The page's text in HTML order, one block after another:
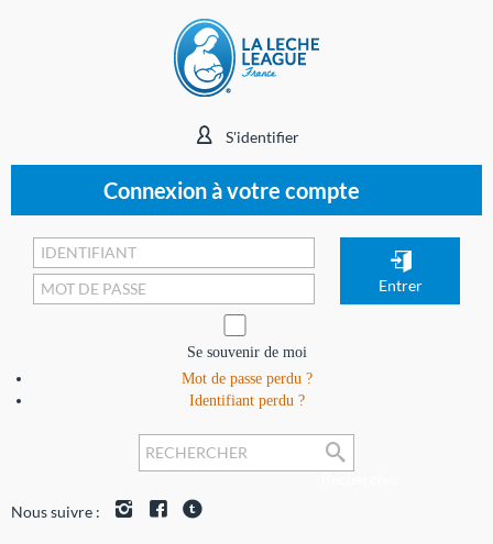
S'identifier
Connexion à votre compte
Se souvenir de moi
Mot de passe perdu ?
Identifiant perdu ?
Nous suivre :